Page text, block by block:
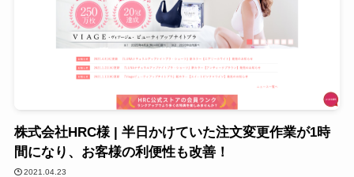
株式会社HRC様 | 半日かけていた注文変更作業が1時
間になり、お客様の利便性も改善！
2021.04.23